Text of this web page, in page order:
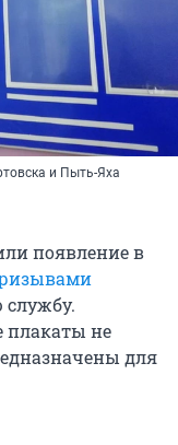
и Пыть-Яха
появление в
плакаты не
для